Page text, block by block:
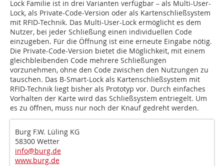
Lock Familie ist in drei Varianten verfügbar – als Multi-User-
Lock, als Private-Code-Version oder als Kartenschließsystem
mit RFID-Technik. Das Multi-User-Lock ermöglicht es dem
Nutzer, bei jeder Schließung einen individuellen Code
einzugeben. Für die Öffnung ist eine erneute Eingabe nötig.
Die Private-Code-Version bietet die Möglichkeit, mit einem
gleichbleibenden Code meh­rere Schließungen
vorzunehmen, ohne den Code zwischen den Nutzungen zu
tauschen. Das B-Smart-Lock als Kartenschließsystem mit
RFID-Technik liegt bisher als Prototyp vor. Durch einfaches
Vorhalten der Karte wird das Schließsystem entriegelt. Um
es zu öffnen, muss nur noch der Knauf gedreht werden.
Burg F.W. Lüling KG
58300 Wetter
info@burg.de
www.burg.de